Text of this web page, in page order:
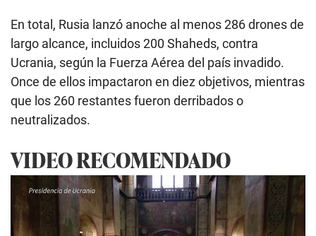
En total, Rusia lanzó anoche al menos 286 drones de
largo alcance, incluidos 200 Shaheds, contra
Ucrania, según la Fuerza Aérea del país invadido.
Once de ellos impactaron en diez objetivos, mientras
que los 260 restantes fueron derribados o
neutralizados.
VIDEO RECOMENDADO